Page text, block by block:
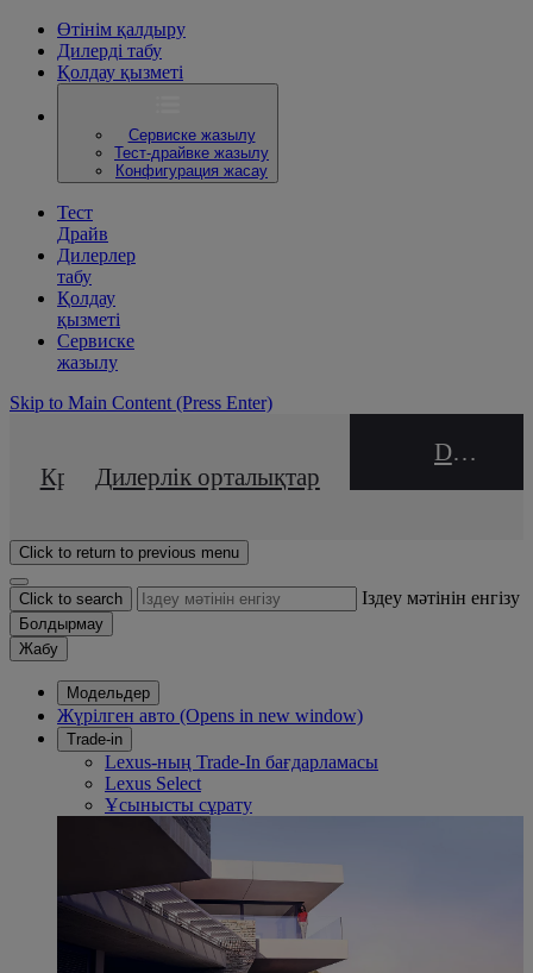
Өтінім қалдыру
Дилерді табу
Қолдау қызметі
Сервиске жазылу
Тест-драйвке жазылу
Конфигурация жасау
Тест
Драйв
Дилерлер
табу
Қолдау
қызметі
Сервиске
жазылу
Skip to Main Content (Press Enter)
Кредиттік калькулятор
Дилерлік орталықтар
DEALER NAME
Click to return to previous menu
Click to search Іздеу мәтінін енгізу
Болдырмау
Жабу
Модельдер
Жүрілген авто (Opens in new window)
Trade-in
Lexus-ның Trade-In бағдарламасы
Lexus Select
Ұсынысты сұрату